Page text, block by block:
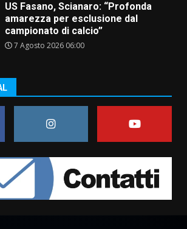
US Fasano, Scianaro: “Profonda
amarezza per esclusione dal
campionato di calcio”
7 Agosto 2026 06:00
Fasanese ferito a colpi di arma
Serie D, l’Us Fasano non molla e
conferma di voler ricorrere per
ottenere l’iscrizione
8 Agosto 2026 19:55